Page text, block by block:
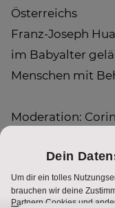
Österreichs
Franz-Joseph
im Babyalter
Menschen mit
Moderation:
Alle Infos unter